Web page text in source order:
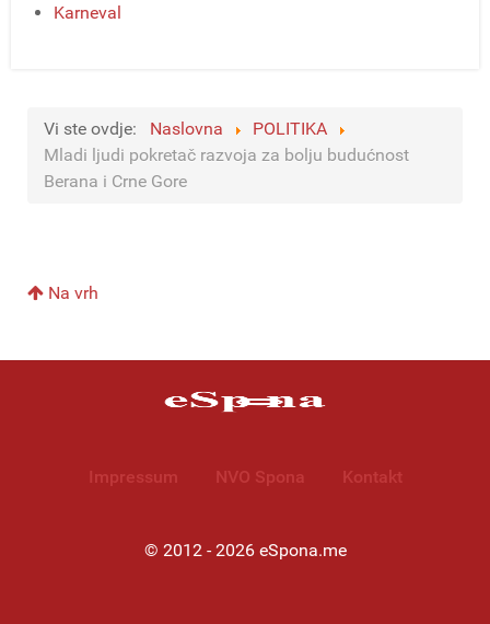
Karneval
Vi ste ovdje: Naslovna
POLITIKA
Mladi ljudi pokretač razvoja za bolju budućnost
Berana i Crne Gore
Na vrh
Impressum NVO Spona Kontakt
© 2012 - 2026 eSpona.me